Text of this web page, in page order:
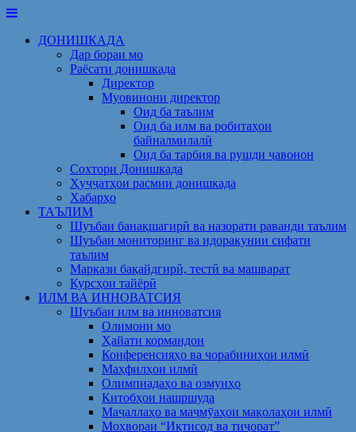
Skip
contentДОНИШКАДА
Дар бораи мо
Раёсати донишкада
Директор
Муовинони директор
Оид ба таълим
Оид ба илм ва робитаҳои
байналмилалӣ
Оид ба тарбия ва рушди ҷавонон
Сохтори Донишкада
Ҳуҷҷатҳои расмии донишкада
Хабарҳо
ТАЪЛИМ
Шуъбаи банақшагирӣ ва назорати раванди таълим
Шуъбаи мониторинг ва идоракунии сифати
таълим
Маркази бақайдгирӣ, тестӣ ва машварат
Курсҳои тайёрӣ
ИЛМ ВА ИННОВАТСИЯ
Шуъбаи илм ва инноватсия
Олимони мо
Ҳайати кормандон
Конференсияҳо ва чорабиниҳои илмӣ
Маҳфилҳои илмӣ
Олимпиадаҳо ва озмунҳо
Китобҳои нашршуда
Маҷаллаҳо ва маҷмӯаҳои мақолаҳои илмӣ
Моҳвораи “Иқтисод ва тиҷорат”